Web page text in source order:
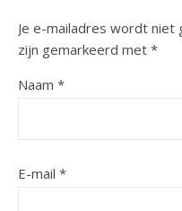
Je e-mailadres wordt niet
zijn gemarkeerd met *
Naam *
E-mail *